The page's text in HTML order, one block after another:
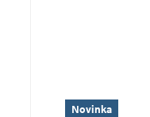
Novinka